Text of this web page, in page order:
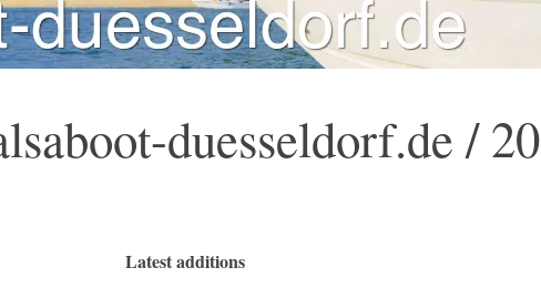
duesseldorf.de / 20
Latest additions